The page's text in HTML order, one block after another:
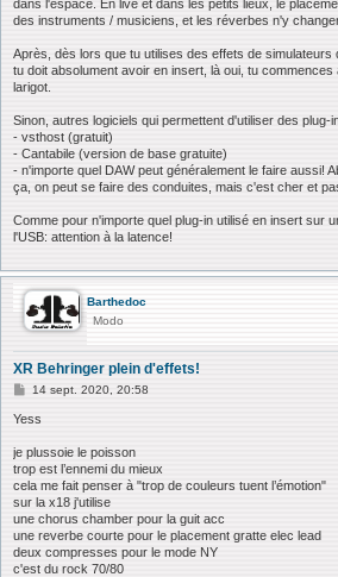
dans l'espace. En live et dans les petits lieux, le
des instruments / musiciens, et les réverbes n'y
Après, dès lors que tu utilises des effets de simulateurs
tu doit absolument avoir en insert, là oui, tu
larigot.
Sinon, autres logiciels qui permettent d'utiliser des plug-
- vsthost (gratuit)
- Cantabile (version de base gratuite)
- n'importe quel DAW peut généralement le faire aussi!
ça, on peut se faire des conduites, mais c'est cher et
Comme pour n'importe quel plug-in utilisé en insert sur
l'USB: attention à la latence!
Barthedoc
Modo
XR Behringer plein d'effets!
M
s
a
g
e
14 sept. 2020, 20:58
Yess
je plussoie le poisson
trop est l’ennemi du mieux
cela me fait penser à "trop de couleurs tuent l’émotion"
sur la x18 j'utilise
une chorus chamber pour la guit acc
une reverbe courte pour le placement gratte elec lead
deux compresses pour le mode NY
c'est du rock 70/80